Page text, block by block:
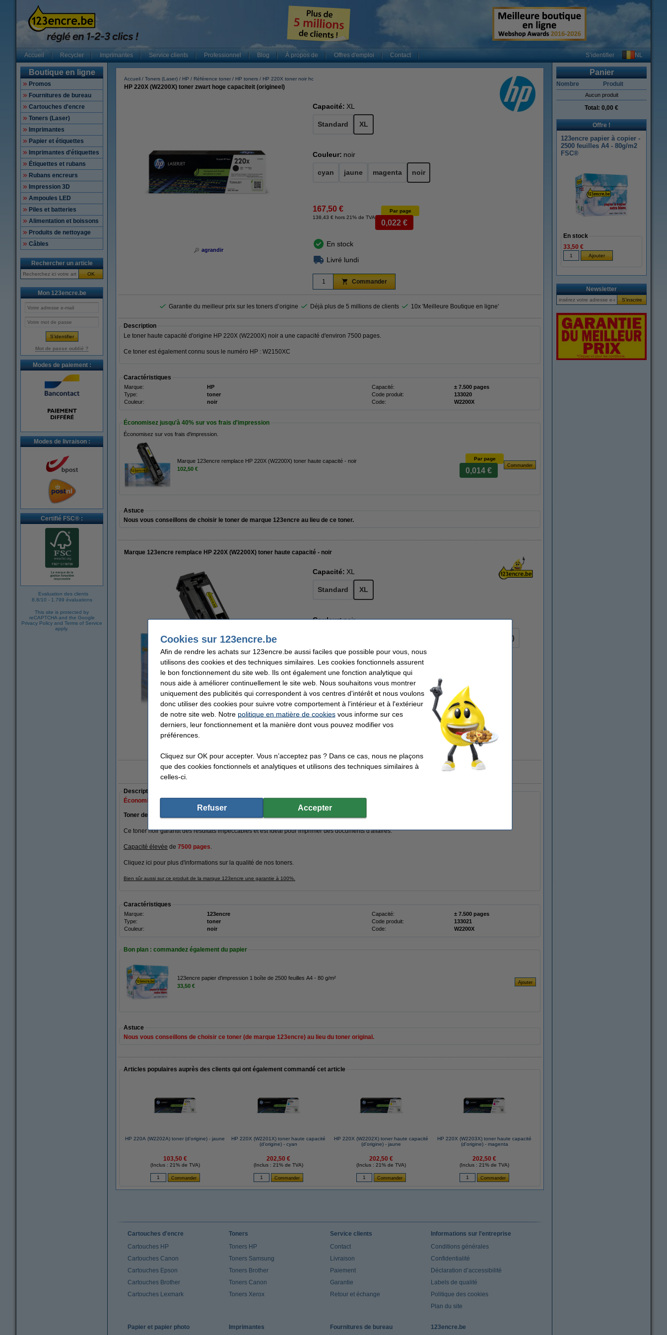
Accueil Recycler Imprimantes Service clients Professionnel Blog À propos de Offres d'emploi Contact S’identifier NL
Boutique en ligne
Promos
Fournitures de bureau
Cartouches d'encre
Toners (Laser)
Imprimantes
Papier et étiquettes
Imprimantes d'étiquettes
Étiquettes et rubans
Rubans encreurs
Impression 3D
Ampoules LED
Piles et batteries
Alimentation et boissons
Produits de nettoyage
Câbles
Rechercher un article
OK
Mon 123encre.be
Mot de passe oublié ?
Modes de paiement :
Modes de livraison :
Certifié FSC® :
Evaluation des clients
8.8/10 - 1.799 évaluations
This site is protected by
reCAPTCHA and the Google
Privacy Policy and Terms of Service
apply.
Accueil Toners (Laser) HP Référence toner HP toners HP 220X toner noir hc
HP 220X (W2200X) toner zwart hoge capaciteit (origineel)
agrandir
Capacité: XL
Standard XL
Couleur: noir
cyan jaune magenta noir
167,50 €
138,43 € hors 21% de TVA
Par page
0,022 €
En stock
Livré lundi
Commander
Garantie du meilleur prix sur les toners d’origine Déjà plus de 5 millions de clients 10x 'Meilleure Boutique en ligne'
Description
Le toner haute capacité d'origine HP 220X (W2200X) noir a une capacité d'environ 7500 pages.
Ce toner est également connu sous le numéro HP : W2150XC
Caractéristiques
Marque: HP Capacité:
± 7.500 pages
Type:
toner Code produit:
133020
Couleur:
noir Code: W2200X
Économisez jusqu'à 40% sur vos frais d'impression
Économisez sur vos frais d'impression.
Marque 123encre remplace HP 220X (W2200X) toner haute capacité - noir
102,50 €
Par page
0,014 €
Astuce
Nous vous conseillons de choisir le toner de marque 123encre au lieu de ce toner.
Marque 123encre remplace HP 220X (W2200X) toner haute capacité - noir
agrandir
Capacité: XL
Standard XL
Couleur:noir
noir (1x) et couleur (3x)
102,50 €
84,71 € hors 21% de TVA
Par page
0,014 €
Livré lundi
100% de garantie sur la marque 123encre Déjà plus de 5 millions de clients
Description
Économisez jusqu'à40%sur vos frais d'impression
Toner de marque 123encre pour HP
Ce toner noir garantit des résultats impeccables et est idéal pour imprimer des documents d'affaires.
Capacité élevée de 7500 pages.
Cliquez ici pour plus d'informations sur la qualité de nos toners.
Bien sûr aussi sur ce produit de la marque 123encre une garantie à 100%.
Caractéristiques
Marque: 123encre Capacité:
± 7.500 pages
Type:
toner Code produit:
133021
Couleur:
noir Code: W2200X
Bon plan : commandez également du papier
123encre papier d'impression 1 boîte de 2500 feuilles A4 - 80 g/m²
33,50 €
Astuce
Nous vous conseillons de choisir ce toner (de marque 123encre) au lieu du toner original.
Articles populaires auprès des clients qui ont également commandé cet article
HP 220A (W2202A) toner (d'origine) - jaune
103,50 €
(Inclus : 21% de TVA)
HP 220X (W2201X) toner haute capacité
(d'origine) - cyan
202,50 €
(Inclus : 21% de TVA)
HP 220X (W2202X) toner haute capacité
(d'origine) - jaune
202,50 €
(Inclus : 21% de TVA)
HP 220X (W2203X) toner haute capacité
(d'origine) - magenta
202,50 €
(Inclus : 21% de TVA)
Panier
Nombre Produit
Aucun produit
Total: 0,00 €
Offre !
123encre papier à copier -
2500 feuilles A4 - 80g/m2
FSC®
En stock
33,50 €
Newsletter
Cartouches d'encre
Cartouches HP
Cartouches Canon
Cartouches Epson
Cartouches Brother
Cartouches Lexmark
Toners
Toners HP
Toners Samsung
Toners Brother
Toners Canon
Toners Xerox
Service clients
Contact
Livraison
Paiement
Garantie
Retour et échange
Informations sur l'entreprise
Conditions générales
Confidentialité
Déclaration d’accessibilité
Labels de qualité
Politique des cookies
Plan du site
Papier et papier photo Imprimantes Fournitures de bureau 123encre.be
Cookies sur 123encre.be
Afin de rendre les achats sur 123encre.be aussi faciles que possible pour vous, nous
utilisons des cookies et des techniques similaires. Les cookies fonctionnels assurent
le bon fonctionnement du site web. Ils ont également une fonction analytique qui
nous aide à améliorer continuellement le site web. Nous souhaitons vous montrer
uniquement des publicités qui correspondent à vos centres d'intérêt et nous voulons
donc utiliser des cookies pour suivre votre comportement à l'intérieur et à l'extérieur
de notre site web. Notre politique en matière de cookiesvous informe sur ces
derniers, leur fonctionnement et la manière dont vous pouvez modifier vos
préférences.
Cliquez sur OK pour accepter. Vous n’acceptez pas ? Dans ce cas, nous ne plaçons
que des cookies fonctionnels et analytiques et utilisons des techniques similaires à
celles-ci.
Refuser Accepter